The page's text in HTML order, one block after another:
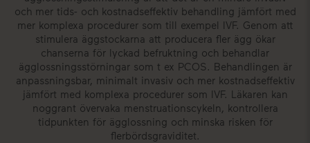
och mer tids- och kostnadseffektiv behandling jämfört med
mer komplexa procedurer som till exempel IVF. Genom att
stimulera äggstockarna att producera fler ägg ökar
chanserna för lyckad befruktning och behandlar
ägglossningsstörningar som t ex PCOS. Behandlingen är
anpassningsbar, minimalt invasiv och mer kostnadseffektiv
jämfört med komplexa procedurer som IVF. Läkaren kan
noggrant övervaka menstruationscykeln, kontrollera
tidpunkten för ägglossning och minska risken för
flerbördsgraviditet.